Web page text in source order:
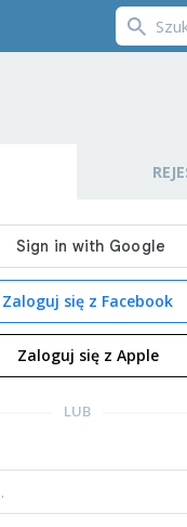
Zaloguj się z Facebook
Zaloguj się z Apple
LUB